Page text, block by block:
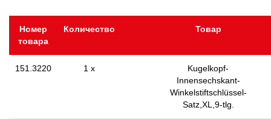
Номер
товара
Количество Товар
151.3220 1 x
Kugelkopf-
Innensechskant-
Winkelstiftschlüssel-
Satz,XL,9-tlg.